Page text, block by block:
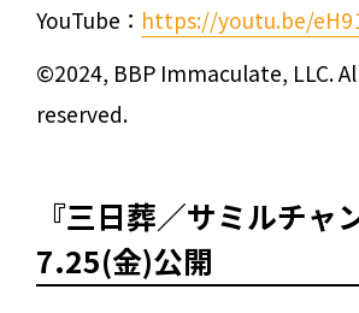
YouTube： https://youtu.be/
©2024, BBP Immaculate, LLC.
reserved.
『三日葬／サミルチャ
7.25(金)公開